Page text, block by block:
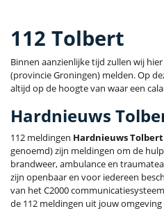
112 Tolbert
Binnen aanzienlijke tijd zullen wij
(provincie Groningen) melden. Op
altijd op de hoogte van waar een
Hardnieuws
112 meldingen Hardnieuws Tolbert
genoemd) zijn meldingen om de
brandweer, ambulance en
zijn openbaar en voor iedereen
van het C2000
de 112 meldingen uit jouw